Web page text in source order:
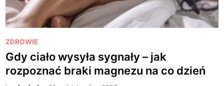
P
o
s
t
ZDROWIE
Gdy ciało wysyła sygnały – jak
rozpoznać braki magnezu na co dzień